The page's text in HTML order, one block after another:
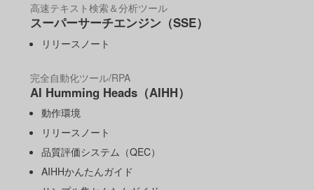
高速テキスト検索＆分析ツール
スーパーサーチエンジン（SSE）
リリースノート
完全自動化ツール/RPA
AI Humming Heads（AIHH）
動作環境
リリースノート
品質評価システム（QEC）
AIHHかんたんガイド